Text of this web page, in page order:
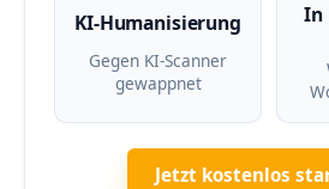
KI-Humanisierung
Gegen KI-Scanner
gewappnet
In
Jetzt kostenlos